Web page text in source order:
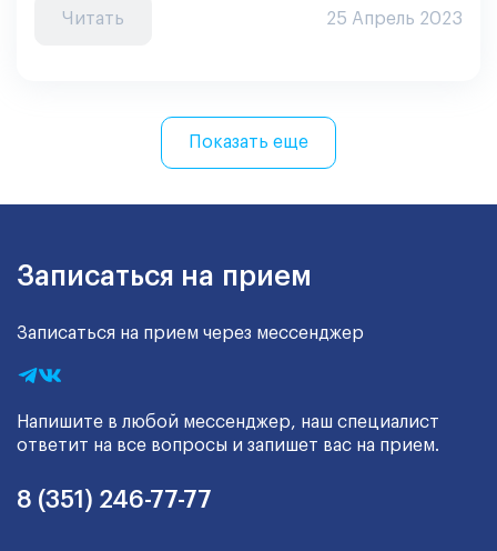
Читать 25 Апрель 2023
Показать еще
Записаться на прием
Записаться на прием через мессенджер
Напишите в любой мессенджер, наш специалист
ответит на все вопросы и запишет вас на прием.
8 (351) 246-77-77